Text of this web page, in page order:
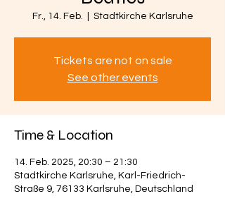
Fr., 14. Feb. Stadtkirche Karlsruhe
Tickets are not on sale
See other events
Time & Location
14. Feb. 2025, 20:30 – 21:30
Stadtkirche Karlsruhe, Karl-Friedrich-
Straße 9, 76133 Karlsruhe, Deutschland